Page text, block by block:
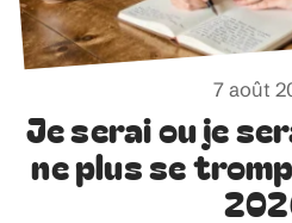
7 août
Je serai ou je
ne plus se